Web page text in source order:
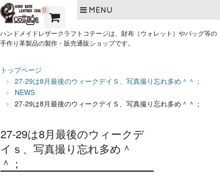
0 MENU
ハンドメイドレザークラフトコテージは、財布（ウォレット）やバッグ等の
手作り革製品の製作・販売通販ショップです。
トップページ
27-29は8月最後のウィークデイＳ、写真撮り忘れ多め＾＾；
NEWS
27-29は8月最後のウィークデイＳ、写真撮り忘れ多め＾＾；
27-29は8月最後のウィークデ
イｓ、写真撮り忘れ多め＾
＾；